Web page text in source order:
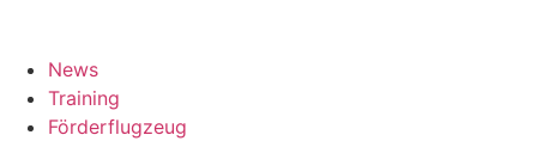
News
Training
Förderflugzeug